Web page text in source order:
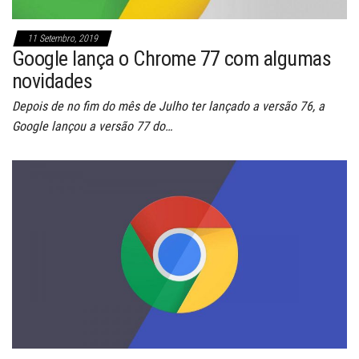
11 Setembro, 2019
Google lança o Chrome 77 com algumas
novidades
Depois de no fim do mês de Julho ter lançado a versão 76, a
Google lançou a versão 77 do…